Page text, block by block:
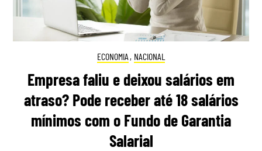
ECONOMIA , NACIONAL
Empresa faliu e deixou salários em
atraso? Pode receber até 18 salários
mínimos com o Fundo de Garantia
Salarial